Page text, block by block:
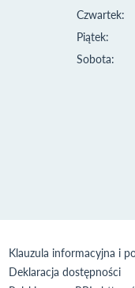
Czwartek:
Piątek:
Sobota:
Klauzula informacyjna i
Deklaracja dostępności